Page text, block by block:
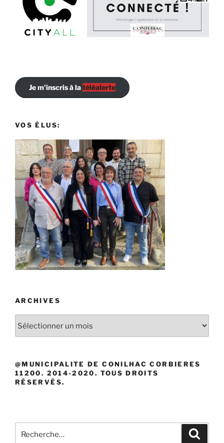
Je m'inscris à latéléalerte
VOS ÉLUS:
ARCHIVES
@MUNICIPALITE DE CONILHAC CORBIERES
11200. 2014-2020. TOUS DROITS
RÉSERVÉS.
pour